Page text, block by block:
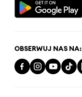
OBSERWUJ NAS NA: